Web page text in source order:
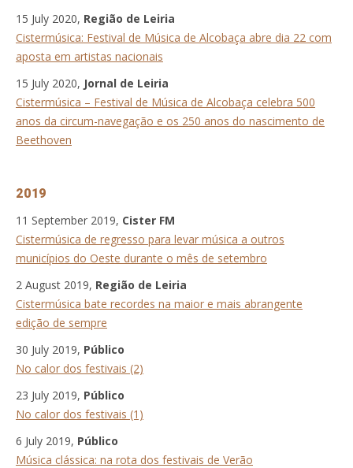
15 July 2020, Região de Leiria
Cistermúsica: Festival de Música de Alcobaça abre dia 22 com
aposta em artistas nacionais
15 July 2020, Jornal de Leiria
Cistermúsica – Festival de Música de Alcobaça celebra 500
anos da circum-navegação e os 250 anos do nascimento de
Beethoven
2019
11 September 2019, Cister FM
Cistermúsica de regresso para levar música a outros
municípios do Oeste durante o mês de setembro
2 August 2019, Região de Leiria
Cistermúsica bate recordes na maior e mais abrangente
edição de sempre
30 July 2019, Público
No calor dos festivais (2)
23 July 2019, Público
No calor dos festivais (1)
6 July 2019, Público
Música clássica: na rota dos festivais de Verão